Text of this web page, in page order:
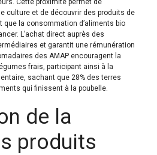
culture et de découvrir des produits de
la consommation d’aliments bio
L’achat direct auprès des
et garantit une rémunération
des AMAP encouragent la
frais, participant ainsi à la
sachant que 28% des terres
qui finissent à la poubelle.
de la
produits